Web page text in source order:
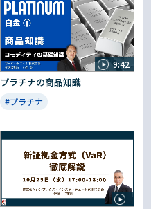
9:42
プラチナの商品知識
#プラチナ